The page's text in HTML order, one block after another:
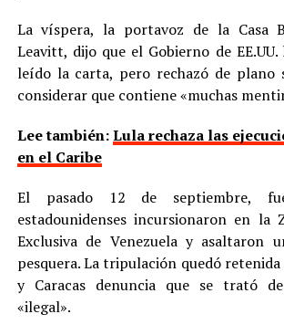
La víspera, la portavoz de la Casa
Leavitt, dijo que el Gobierno de
leído la carta, pero rechazó de plano
considerar que contiene «muchas
Lee también:Lula rechaza las
en el Caribe
El pasado 12 de septiembre,
estadounidenses incursionaron en la
Exclusiva de Venezuela y asaltaron
pesquera. La tripulación quedó
y Caracas denuncia que se trató
«ilegal».